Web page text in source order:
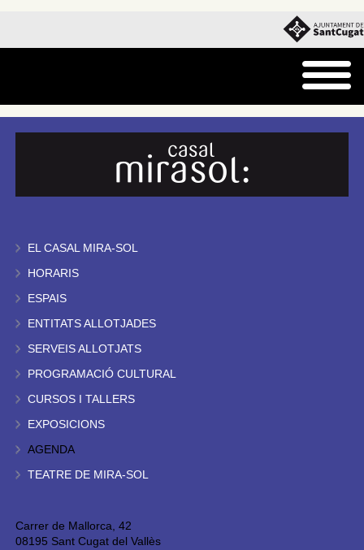
EL CASAL MIRA-SOL
HORARIS
ESPAIS
ENTITATS ALLOTJADES
SERVEIS ALLOTJATS
PROGRAMACIÓ CULTURAL
CURSOS I TALLERS
EXPOSICIONS
AGENDA
TEATRE DE MIRA-SOL
Carrer de Mallorca, 42
08195 Sant Cugat del Vallès